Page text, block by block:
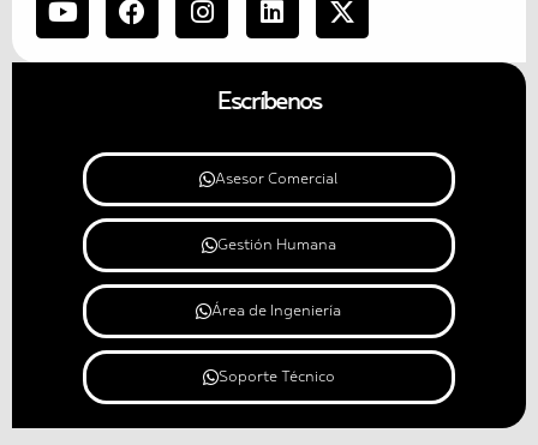
Escríbenos
Asesor Comercial
Gestión Humana
Área de Ingeniería
Soporte Técnico